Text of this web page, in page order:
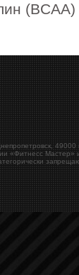
, 49000
«Фитнесс Мастер»